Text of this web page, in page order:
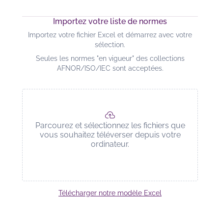
Importez votre liste de normes
Importez votre fichier Excel et démarrez avec votre
sélection.
Seules les normes "en vigueur" des collections
AFNOR/ISO/IEC sont acceptées.
cloud_upload
Parcourez et sélectionnez les fichiers que
vous souhaitez téléverser depuis votre
ordinateur.
Télécharger notre modèle Excel